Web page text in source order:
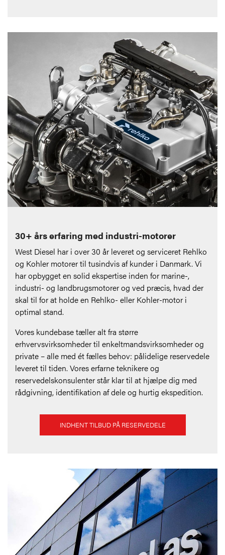
30+ års erfaring med industri-motorer
West Diesel har i over 30 år leveret og serviceret Rehlko
og Kohler motorer til tusindvis af kunder i Danmark. Vi
har opbygget en solid ekspertise inden for marine-,
industri- og landbrugsmotorer og ved præcis, hvad der
skal til for at holde en Rehlko- eller Kohler-motor i
optimal stand.
Vores kundebase tæller alt fra større
erhvervsvirksomheder til enkeltmandsvirksomheder og
private – alle med ét fælles behov: pålidelige reservedele
leveret til tiden. Vores erfarne teknikere og
reservedelskonsulenter står klar til at hjælpe dig med
rådgivning, identifikation af dele og hurtig ekspedition.
INDHENT TILBUD PÅ RESERVEDELE